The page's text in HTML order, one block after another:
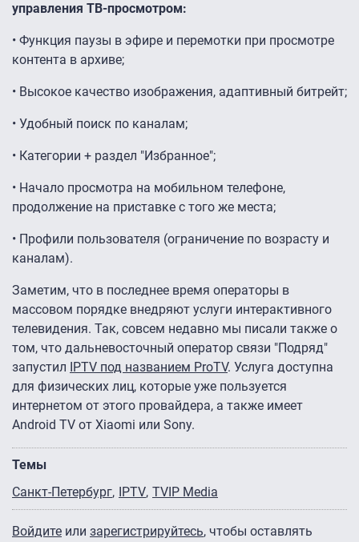
управления ТВ-просмотром:
• Функция паузы в эфире и перемотки при просмотре
контента в архиве;
• Высокое качество изображения, адаптивный битрейт;
• Удобный поиск по каналам;
• Категории + раздел "Избранное";
• Начало просмотра на мобильном телефоне,
продолжение на приставке с того же места;
• Профили пользователя (ограничение по возрасту и
каналам).
Заметим, что в последнее время операторы в
массовом порядке внедряют услуги интерактивного
телевидения. Так, совсем недавно мы писали также о
том, что дальневосточный оператор связи "Подряд"
запустил IPTV под названием ProTV. Услуга доступна
для физических лиц, которые уже пользуется
интернетом от этого провайдера, а также имеет
Android TV от Xiaomi или Sony.
Темы
Санкт-Петербург
IPTV TVIP Media
Войдите или зарегистрируйтесь, чтобы оставлять